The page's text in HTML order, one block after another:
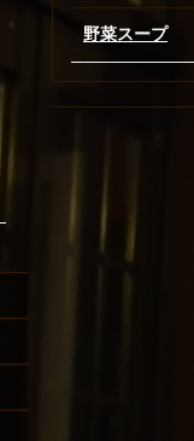
野菜スープ